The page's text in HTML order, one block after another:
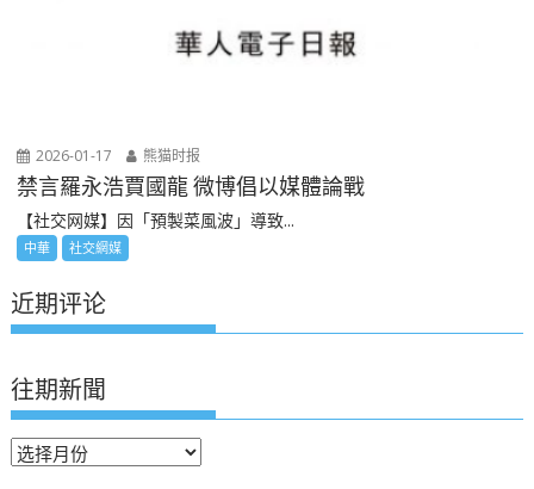
2026-01-17 熊猫时报
禁言羅永浩賈國龍 微博倡以媒體論戰
【社交网媒】因「預製菜風波」導致...
中華 社交網媒
近期评论
往期新聞
往